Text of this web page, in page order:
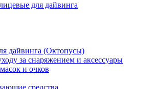
для дайвинга
дайвинга (Октопусы)
за снаряжением и аксессуары
и очков
средства